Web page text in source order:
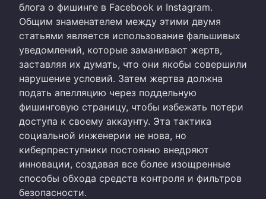
блога о фишинге в Facebook и Instagram.
Общим знаменателем между этими двумя
статьями является использование фальшивых
уведомлений, которые заманивают жертв,
заставляя их думать, что они якобы совершили
нарушение условий. Затем жертва должна
подать апелляцию через поддельную
фишинговую страницу, чтобы избежать потери
доступа к своему аккаунту. Эта тактика
социальной инженерии не нова, но
киберпреступники постоянно внедряют
инновации, создавая все более изощренные
способы обхода средств контроля и фильтров
безопасности.